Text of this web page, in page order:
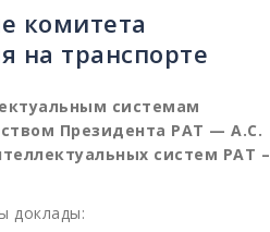
комитета
на транспорте
системам
Президента РАТ — А.С.
систем РАТ –
доклады: